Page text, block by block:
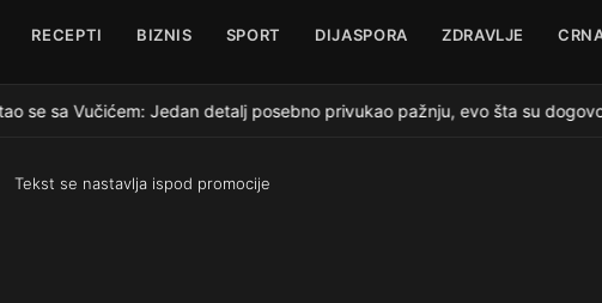
RECEPTI BIZNIS SPORT DIJASPORA ZDRAVLJE
se sa Vučićem: Jedan detalj posebno privukao pažnju, evo šta su
Tekst se nastavlja ispod promocije